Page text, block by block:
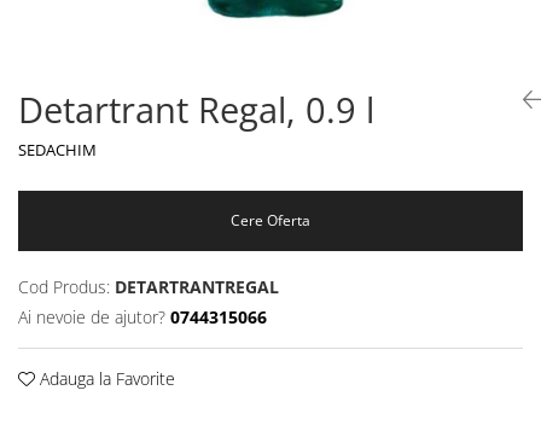
Detartrant Regal, 0.9 l
SEDACHIM
Cere Oferta
Cod Produs: DETARTRANTREGAL
Ai nevoie de ajutor? 0744315066
Adauga la Favorite